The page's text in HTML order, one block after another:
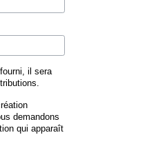
il sera
demandons
qui apparaît